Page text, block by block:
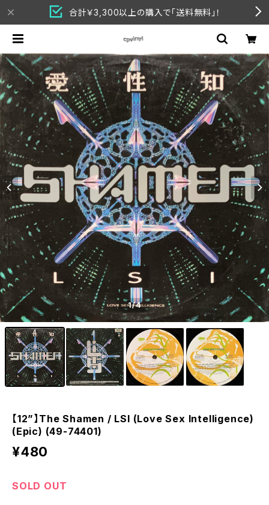
合計￥3,300以上の購入で「送料無料」！
1/4
【12”】The Shamen / LSI (Love Sex Intelligence)
(Epic) (49-74401)
¥480
SOLD OUT